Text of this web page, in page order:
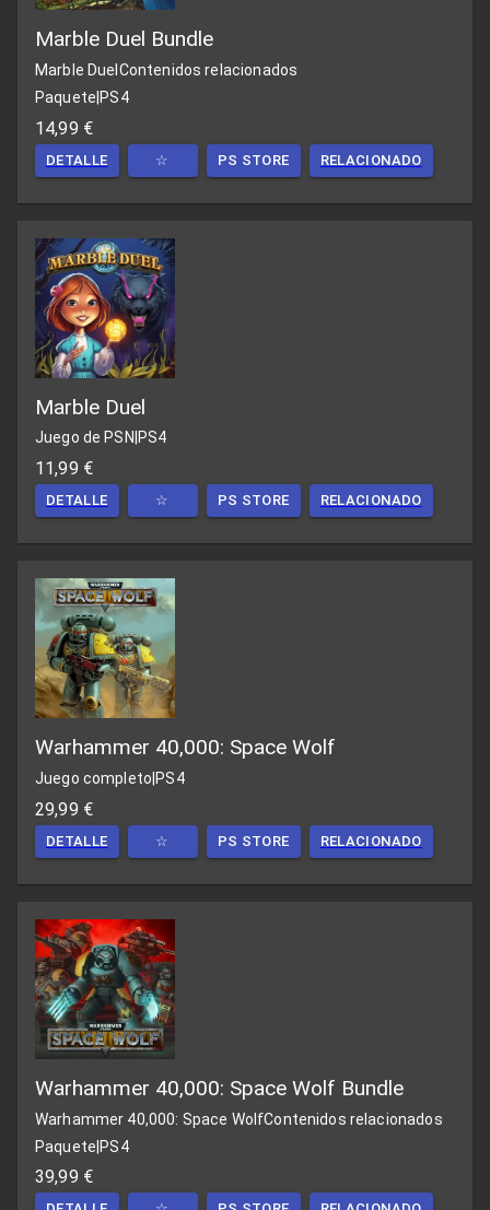
Marble Duel Bundle
Marble Duel Contenidos relacionados
Paquete PS4
14,99 €
DETALLE ☆ PS STORE RELACIONADO
Marble Duel
Juego de PSN PS4
11,99 €
DETALLE ☆ PS STORE RELACIONADO
Warhammer 40,000: Space Wolf
Juego completo PS4
29,99 €
DETALLE ☆ PS STORE RELACIONADO
Warhammer 40,000: Space Wolf Bundle
Warhammer 40,000: Space WolfContenidos relacionados
Paquete|PS4
39,99 €